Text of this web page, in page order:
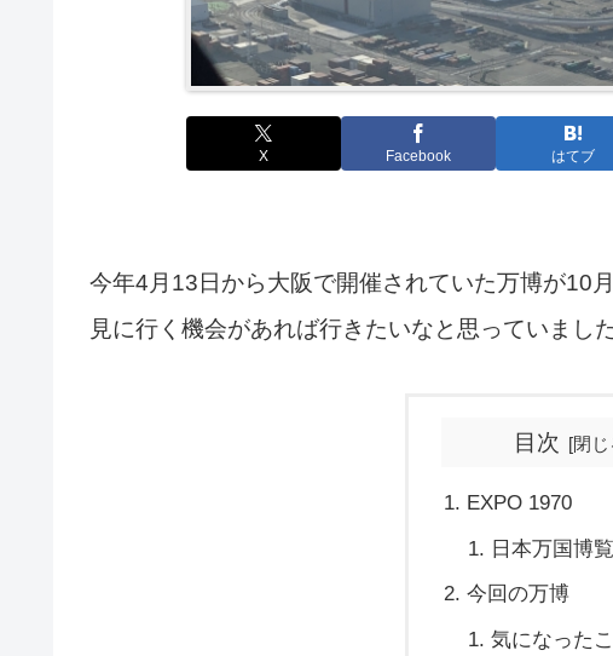
X Facebook はてブ
今年4月13日から大阪で開催されていた万博が10
見に行く機会があれば行きたいなと思っていまし
目次
EXPO 1970
日本万国博
今回の万博
気になった